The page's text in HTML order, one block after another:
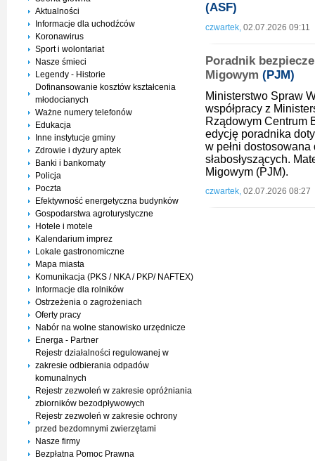
Aktualności
Informacje dla uchodźców
Koronawirus
Sport i wolontariat
Nasze śmieci
Legendy - Historie
Dofinansowanie kosztów kształcenia
młodocianych
Ważne numery telefonów
Edukacja
Inne instytucje gminy
Zdrowie i dyżury aptek
Banki i bankomaty
Policja
Poczta
Efektywność energetyczna budynków
Gospodarstwa agroturystyczne
Hotele i motele
Kalendarium imprez
Lokale gastronomiczne
Mapa miasta
Komunikacja (PKS / NKA / PKP/ NAFTEX)
Informacje dla rolników
Ostrzeżenia o zagrożeniach
Oferty pracy
Nabór na wolne stanowisko urzędnicze
Energa - Partner
Rejestr działalności regulowanej w
zakresie odbierania odpadów
komunalnych
Rejestr zezwoleń w zakresie opróżniania
zbiorników bezodpływowych
Rejestr zezwoleń w zakresie ochrony
przed bezdomnymi zwierzętami
Nasze firmy
Bezpłatna Pomoc Prawna
(ASF)
czwartek, 02.07.2026 09:11
Poradnik
Migowym (PJM)
Ministerstwo Spraw
współpracy z
Rządowym Centrum
edycję poradnika
w pełni
słabosłyszących.
Migowym (PJM).
czwartek, 02.07.2026 08:27